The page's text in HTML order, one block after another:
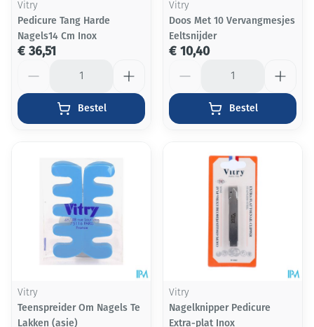
Vitry
Pedicure Tang Harde
Nagels14 Cm Inox
€ 36,51
Bestel
Vitry
Doos Met 10 Vervangmesjes
Eeltsnijder
€ 10,40
Bestel
Vitry
Teenspreider Om Nagels Te
Lakken (asie)
Vitry
Nagelknipper Pedicure
Extra-plat Inox